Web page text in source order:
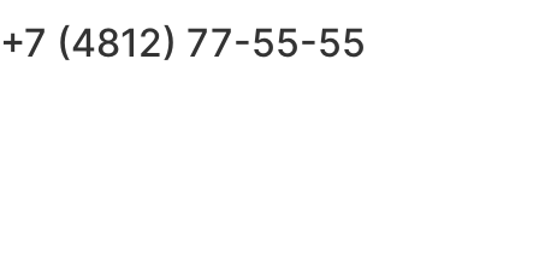
+7 (4812) 77-55-55